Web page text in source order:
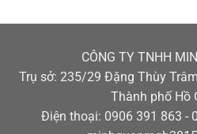
CÔNG TY TNHH
Trụ sở: 235/29 Đặng Thùy
Thành phố Hồ
Điện thoại: 0906 391 863 -